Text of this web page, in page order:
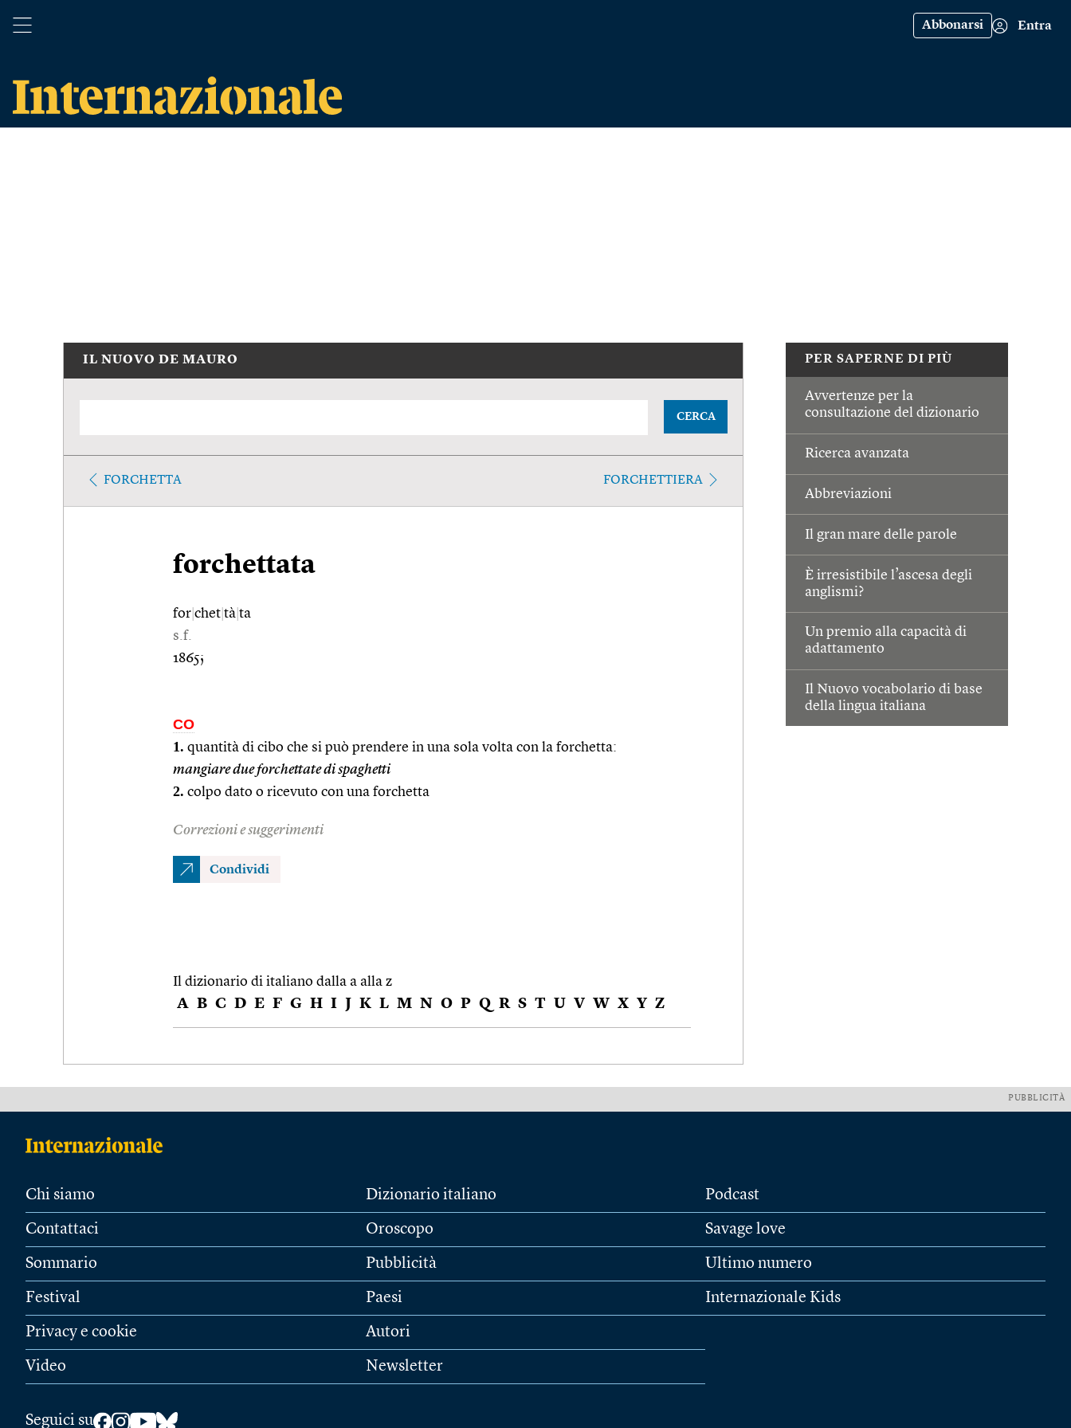
Abbonarsi Entra
PER SAPERNE DI PIÙ
Avvertenze per la
consultazione del dizionario
Ricerca avanzata
Abbreviazioni
Il gran mare delle parole
È irresistibile l’ascesa degli
anglismi?
Un premio alla capacità di
adattamento
Il Nuovo vocabolario di base
della lingua italiana
IL NUOVO DE MAURO
CERCA
FORCHETTA FORCHETTIERA
forchettata
for chet tà ta
s.f.
1865;
CO
1. quantità di cibo che si può prendere in una sola volta con la forchetta:
mangiare due forchettate di spaghetti
2. colpo dato o ricevuto con una forchetta
Correzioni e suggerimenti
Condividi
Il dizionario di italiano dalla a alla z
A B C D E F G H I J K L M N O P Q R S T U V W X Y Z
PUBBLICITÀ
Chi siamo
Contattaci
Sommario
Festival
Privacy e cookie
Video
Dizionario italiano
Oroscopo
Pubblicità
Paesi
Autori
Newsletter
Podcast
Savage love
Ultimo numero
Internazionale Kids
Seguici su